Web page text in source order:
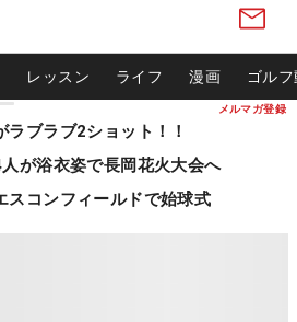
メルマガ登録
レッスン ライフ 漫画 ゴル
ラブラブ2ショット！！
が浴衣姿で長岡花火大会へ
スコンフィールドで始球式